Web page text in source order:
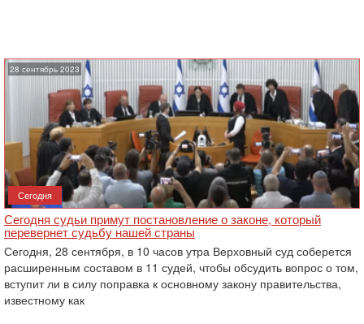
28 сентябрь 2023
Сегодня
Сегодня судьи примут постановление о законе, который
перевернет судьбу нашей страны
Сегодня, 28 сентября, в 10 часов утра Верховный суд соберется
расширенным составом в 11 судей, чтобы обсудить вопрос о том,
вступит ли в силу поправка к основному закону правительства,
известному как